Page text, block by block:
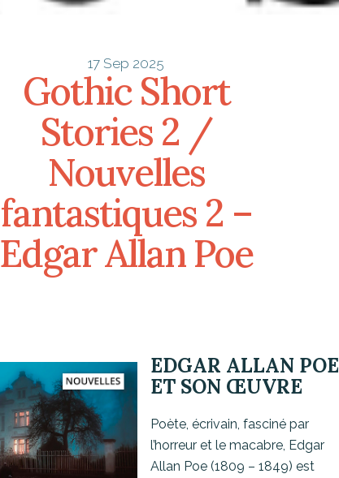
17 Sep 2025
Gothic Short
Stories 2 /
Nouvelles
fantastiques 2 –
Edgar Allan Poe
EDGAR ALLAN POE
ET SON ŒUVRE
Poète, écrivain, fasciné par
l’horreur et le macabre, Edgar
Allan Poe (1809 – 1849) est